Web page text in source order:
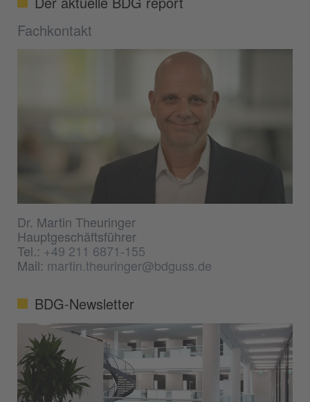
Fachkontakt
Dr. Martin Theuringer
Hauptgeschäftsführer
Tel.:+49 211 6871-155
Mail: martin.theuringer@bdguss.de
BDG-Newsletter